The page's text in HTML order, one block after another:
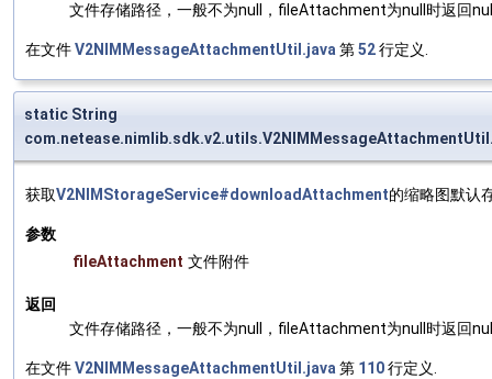
文件存储路径，一般不为null，fileAttachment为null时返回
在文件V2NIMMessageAttachmentUtil.java第52行定义.
static String
获取V2NIMStorageService#downloadAttachment的缩略图默认
参数
fileAttachment 文件附件
返回
文件存储路径，一般不为null，fileAttachment为null时返回
在文件V2NIMMessageAttachmentUtil.java第 110行定义.